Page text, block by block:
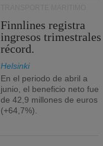
Finnlines registra
ingresos trimestrales
récord.
Helsinki
En el periodo de abril a
junio, el beneficio neto fue
de 42,9 millones de euros
(+64,7%).